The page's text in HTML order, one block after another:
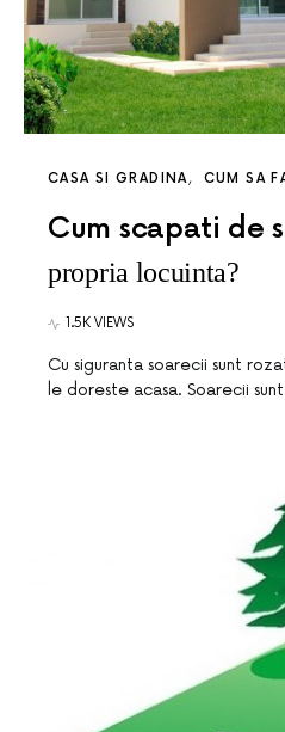
CASA SI GRADINA CUM SA
Cum scapati de
propria locuinta?
1.5K VIEWS
Cu siguranta soarecii sunt
le doreste acasa. Soarecii